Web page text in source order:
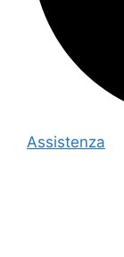
Assistenza